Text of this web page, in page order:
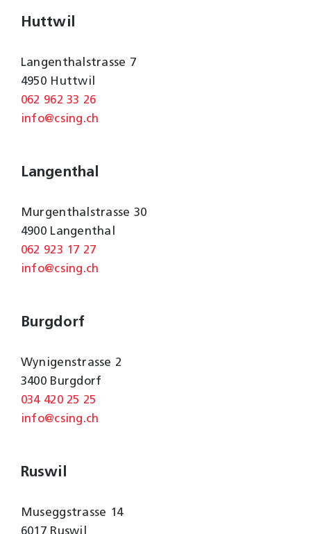
Huttwil
Langenthalstrasse 7
4950 Huttwil
062 962 33 26
info@csing.ch
Langenthal
Murgenthalstrasse 30
4900 Langenthal
062 923 17 27
info@csing.ch
Burgdorf
Wynigenstrasse 2
3400 Burgdorf
034 420 25 25
info@csing.ch
Ruswil
Museggstrasse 14
6017 Ruswil